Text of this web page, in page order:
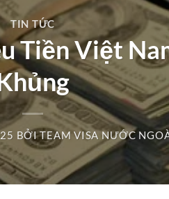
TIN TỨC
Tiền Việt
BỞITEAM VISA NƯỚC